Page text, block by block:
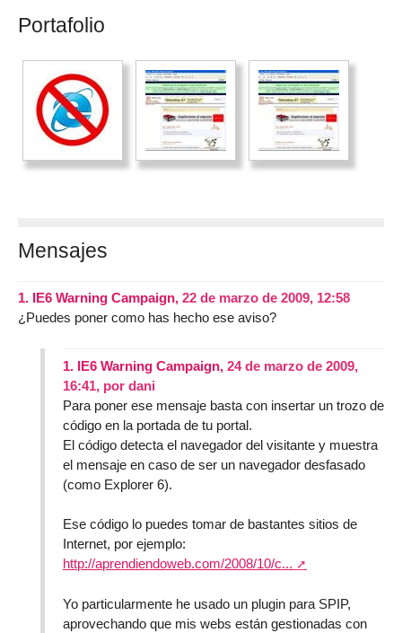
Portafolio
Mensajes
1. IE6 Warning Campaign, 22 de marzo de 2009, 12:58
¿Puedes poner como has hecho ese aviso?
1. IE6 Warning Campaign, 24 de marzo de 2009,
16:41, por dani
Para poner ese mensaje basta con insertar un trozo de
código en la portada de tu portal.
El código detecta el navegador del visitante y muestra
el mensaje en caso de ser un navegador desfasado
(como Explorer 6).
Ese código lo puedes tomar de bastantes sitios de
Internet, por ejemplo:
http://aprendiendoweb.com/2008/10/c...
Yo particularmente he usado un plugin para SPIP,
aprovechando que mis webs están gestionadas con